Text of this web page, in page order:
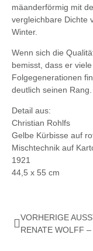
mäanderförmig mit
vergleichbare Dichte
Winter.
Wenn sich die
bemisst, dass er
Folgegenerationen
deutlich seinen Rang.
Detail aus:
Christian Rohlfs
Gelbe Kürbisse auf
Mischtechnik auf
1921
44,5 x 55 cm
VORHERIGE